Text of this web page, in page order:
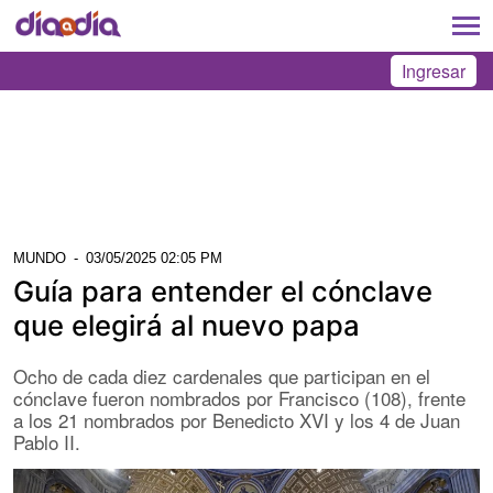
Ingresar
MUNDO - 03/05/2025 02:05 PM
Guía para entender el cónclave
que elegirá al nuevo papa
Ocho de cada diez cardenales que participan en el
cónclave fueron nombrados por Francisco (108), frente
a los 21 nombrados por Benedicto XVI y los 4 de Juan
Pablo II.